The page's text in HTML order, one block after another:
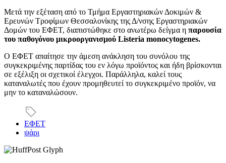
Μετά την εξέταση από το Τμήμα Εργαστηριακών Δοκιμών &
Ερευνών Τροφίμων Θεσσαλονίκης της Δ/νσης Εργαστηριακών
Δομών του ΕΦΕΤ, διαπιστώθηκε στο ανωτέρω δείγμα η παρουσία
του παθογόνου μικροοργανισμού Listeria monocytogenes.
Ο ΕΦΕΤ απαίτησε την άμεση ανάκληση του συνόλου της
συγκεκριμένης παρτίδας του εν λόγω προϊόντος και ήδη βρίσκονται
σε εξέλιξη οι σχετικοί έλεγχοι. Παράλληλα, καλεί τους
καταναλωτές που έχουν προμηθευτεί το συγκεκριμένο προϊόν, να
μην το καταναλώσουν.
ΕΦΕΤ
ψάρι